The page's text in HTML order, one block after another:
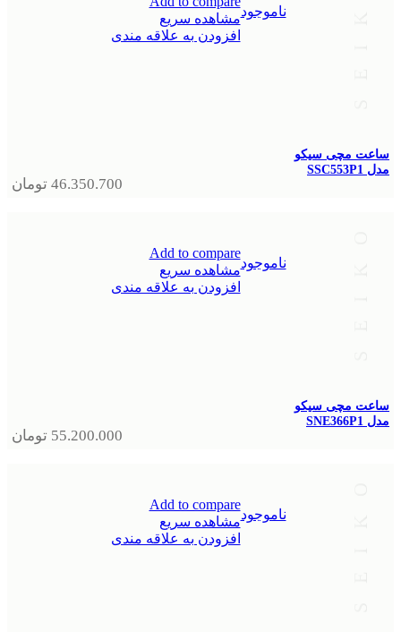
ناموجودمشاهده سریع
افزودن به علاقه مندی
ساعت مچی سیکو
مدل SSC553P1
46.350.700 تومان
ناموجود
Add to compare
مشاهده سریع
افزودن به علاقه مندی
ساعت مچی سیکو
مدل SNE366P1
55.200.000 تومان
ناموجود
Add to compare
مشاهده سریع
افزودن به علاقه مندی